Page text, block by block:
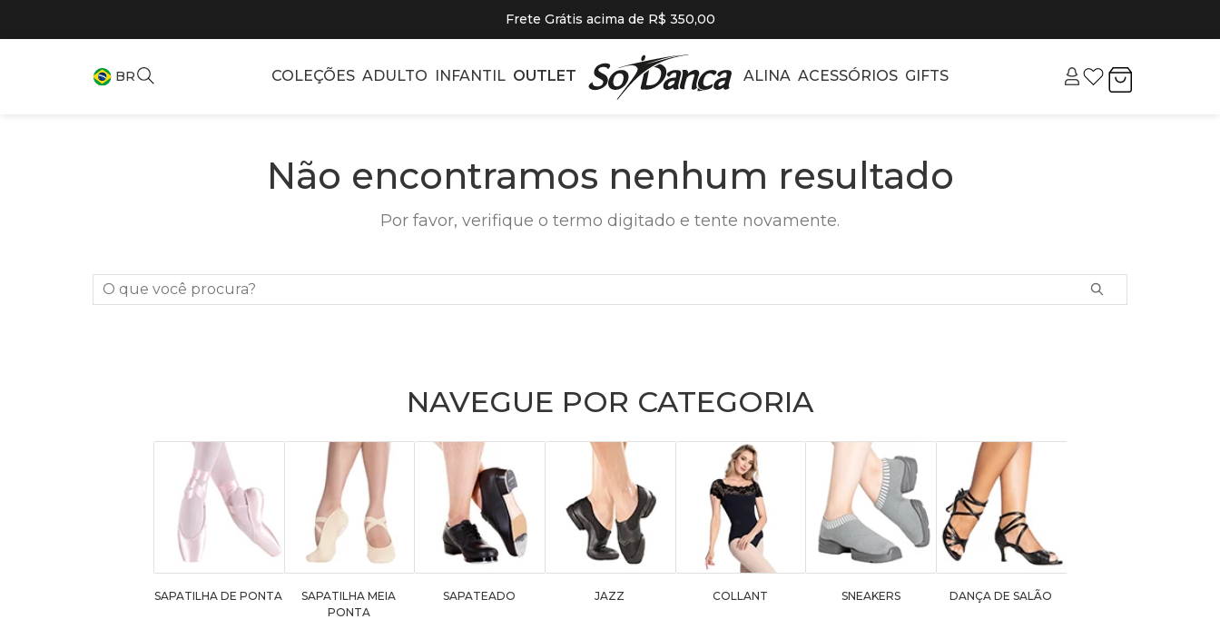
Frete Grátis acima de R$ 350,00
BR COLEÇÕES ADULTO INFANTIL OUTLET ALINA ACESSÓRIOS GIFTS
Não encontramos nenhum resultado
Por favor, verifique o termo digitado e tente novamente.
O que você procura?
NAVEGUE POR CATEGORIA
SAPATILHA DE PONTA
SAPATILHA MEIA
PONTA
SAPATEADO JAZZ COLLANT SNEAKERS DANÇA DE SALÃO